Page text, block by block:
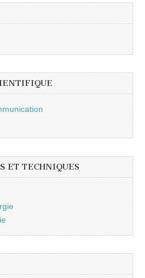
ET TECHNIQUES